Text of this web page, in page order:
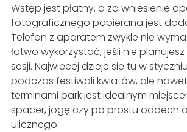
Wstęp jest płatny, a za wniesienie
fotograficznego pobierana jest
Telefon z aparatem zwykle nie
łatwo wykorzystać, jeśli nie
sesji. Najwięcej dzieje się tu w
podczas festiwali kwiatów, ale
terminami park jest idealnym
spacer, jogę czy po prostu oddech
ulicznego.